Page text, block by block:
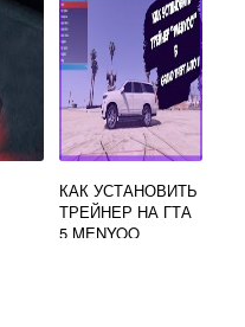
КАК УСТАНОВИТЬ
ТРЕЙНЕР НА ГТА
5 MENYOO